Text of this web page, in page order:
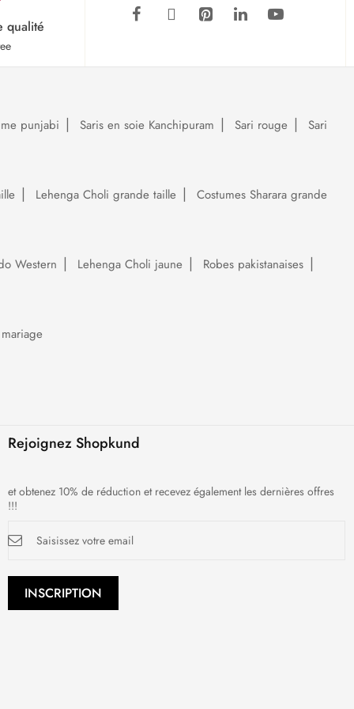
qualité
punjabi Saris en soie Kanchipuram Sari rouge
Sari
Lehenga Choli grande taille
Costumes Sharara grande
Western Lehenga Choli jaune
Robes pakistanaises
Rejoignez Shopkund
et obtenez 10% de réduction et recevez également les dernières offres
!!!
à
:
INSCRIPTION